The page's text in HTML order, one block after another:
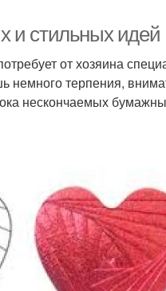
и стильных идей
от хозяина
немного терпения,
нескончаемых